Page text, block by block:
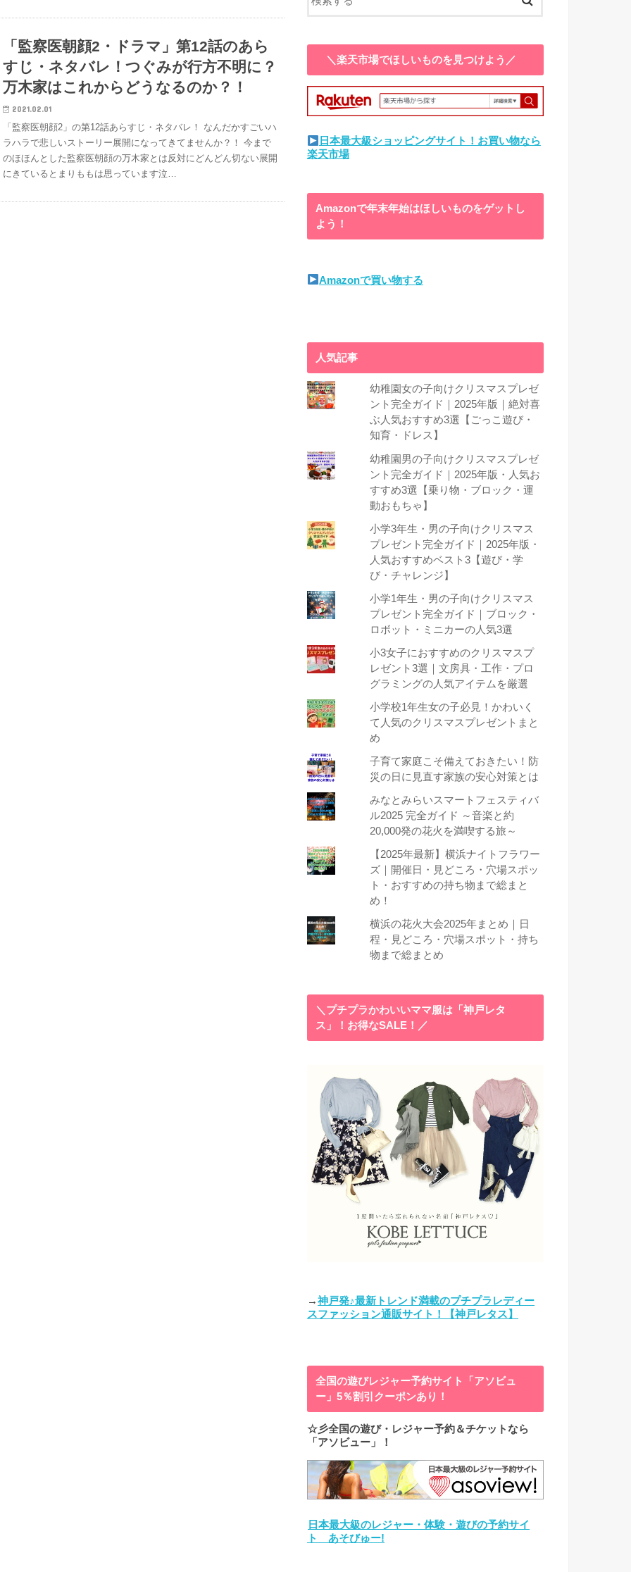
「監察医朝顔2・ドラマ」第12話のあら
すじ・ネタバレ！つぐみが行方不明に？
万木家はこれからどうなるのか？！
2021.02.01
「監察医朝顔2」の第12話あらすじ・ネタバレ！ なんだかすごいハ
ラハラで悲しいストーリー展開になってきてませんか？！ 今まで
のほほんとした監察医朝顔の万木家とは反対にどんどん切ない展開
にきているとまりももは思っています泣…
＼楽天市場でほしいものを見つけよう／
日本最大級ショッピングサイト！お買い物なら
楽天市場
Amazonで年末年始はほしいものをゲットし
よう！
Amazonで買い物する
人気記事
幼稚園女の子向けクリスマスプレゼ
ント完全ガイド｜2025年版｜絶対喜
ぶ人気おすすめ3選【ごっこ遊び・
知育・ドレス】
幼稚園男の子向けクリスマスプレゼ
ント完全ガイド｜2025年版・人気お
すすめ3選【乗り物・ブロック・運
動おもちゃ】
小学3年生・男の子向けクリスマス
プレゼント完全ガイド｜2025年版・
人気おすすめベスト3【遊び・学
び・チャレンジ】
小学1年生・男の子向けクリスマス
プレゼント完全ガイド｜ブロック・
ロボット・ミニカーの人気3選
小3女子におすすめのクリスマスプ
レゼント3選｜文房具・工作・プロ
グラミングの人気アイテムを厳選
小学校1年生女の子必見！かわいく
て人気のクリスマスプレゼントまと
め
子育て家庭こそ備えておきたい！防
災の日に見直す家族の安心対策とは
みなとみらいスマートフェスティバ
ル2025 完全ガイド ～音楽と約
20,000発の花火を満喫する旅～
【2025年最新】横浜ナイトフラワー
ズ｜開催日・見どころ・穴場スポッ
ト・おすすめの持ち物まで総まと
め！
横浜の花火大会2025年まとめ｜日
程・見どころ・穴場スポット・持ち
物まで総まとめ
＼プチプラかわいいママ服は「神戸レタ
ス」！お得なSALE！／
→神戸発♪最新トレンド満載のプチプラレディー
スファッション通販サイト！【神戸レタス】
全国の遊びレジャー予約サイト「アソビュ
ー」5％割引クーポンあり！
☆彡全国の遊び・レジャー予約＆チケットなら
「アソビュー」！
日本最大級のレジャー・体験・遊びの予約サイ
ト あそびゅー!